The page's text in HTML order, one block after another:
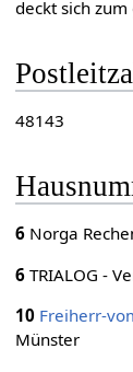
deckt sich
48143
6 Norga
6 TRIALOG -
10 Freiherr-
Münster